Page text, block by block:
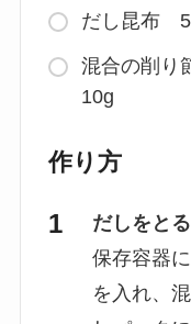
だし昆布
混合の削り
10g
作り方
だしをとる
保存容器
を入れ、